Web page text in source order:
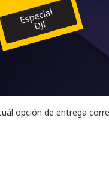
opción de entrega